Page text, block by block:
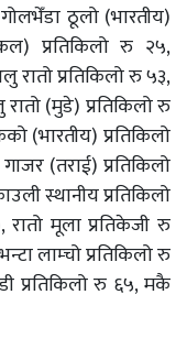
ठूलो (भारतीय)
प्रतिकिलो रु २५,
प्रतिकिलो रु ५३,
(मुडे) प्रतिकिलो रु
(भारतीय) प्रतिकिलो
(तराई) प्रतिकिलो
स्थानीय प्रतिकिलो
मूला प्रतिकेजी रु
लाम्चो प्रतिकिलो रु
प्रतिकिलो रु ६५, मकै